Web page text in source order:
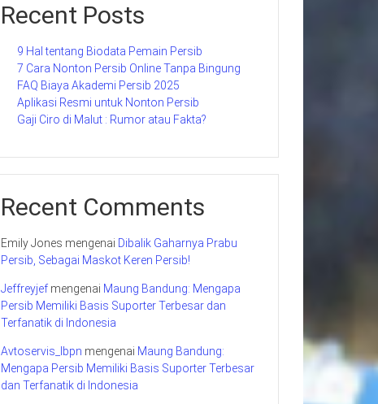
Recent Posts
9 Hal tentang Biodata Pemain Persib
7 Cara Nonton Persib Online Tanpa Bingung
FAQ Biaya Akademi Persib 2025
Aplikasi Resmi untuk Nonton Persib
Gaji Ciro di Malut : Rumor atau Fakta?
Recent Comments
Emily Jones mengenai Dibalik Gaharnya Prabu
Persib, Sebagai Maskot Keren Persib!
Jeffreyjef mengenai Maung Bandung: Mengapa
Persib Memiliki Basis Suporter Terbesar dan
Terfanatik di Indonesia
Avtoservis_lbpn mengenai Maung Bandung:
Mengapa Persib Memiliki Basis Suporter Terbesar
dan Terfanatik di Indonesia